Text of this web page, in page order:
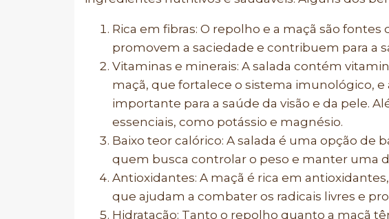
Rica em fibras: O repolho e a maçã são
promovem a saciedade e contribuem para a
Vitaminas e minerais: A salada contém
maçã, que fortalece o sistema imunológico,
importante para a saúde da visão e da pele.
essenciais, como potássio e magnésio.
Baixo teor calórico: A salada é uma opção de
quem busca controlar o peso e manter uma
Antioxidantes: A maçã é rica em
que ajudam a combater os radicais livres e
Hidratação: Tanto o repolho quanto a maçã